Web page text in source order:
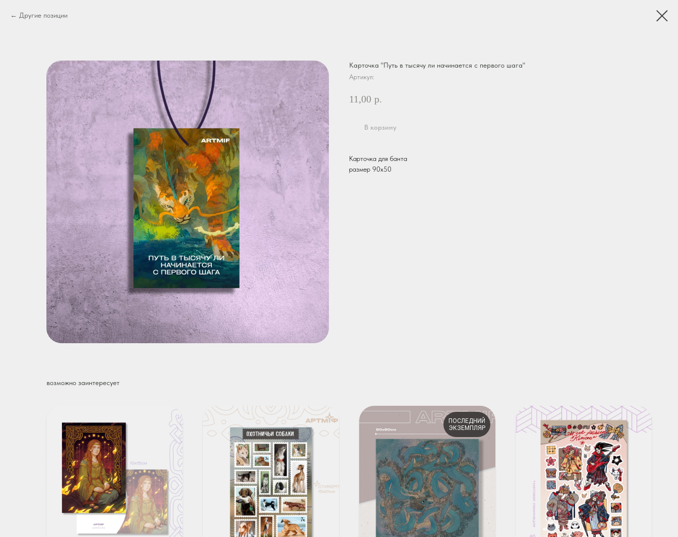
Другие позиции
Карточка "Путь в тысячу ли начинается с первого шага"
Артикул:
11,00 р.
В корзину
Карточка для банта
размер 90х50
возможно заинтересует
ПОСЛЕДНИЙ
ЭКЗЕМПЛЯР